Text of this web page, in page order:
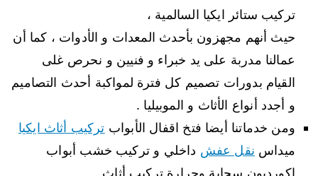
تركيب ستائر ايكيا السالمية ،
حيث أنهم مجهزون بأحدث المعدات و الأدوات ، كما أن
عمالنا مدربة على يد خبراء و فنيين و نحرص غلى
القيام بدورات تصميم كل فترة لمواكبة أحدث التصاميم
و أجدد أنواع الأثاث و الموبيليا .
ومن خدماتنا أيضا فتخ اقفال الأبواب تركيب أثاث ايكيا
ميداس نقل عفش داخلي و تركيب خشب أبواب
اكورديون سحابة وجرارة تركيب أثاث